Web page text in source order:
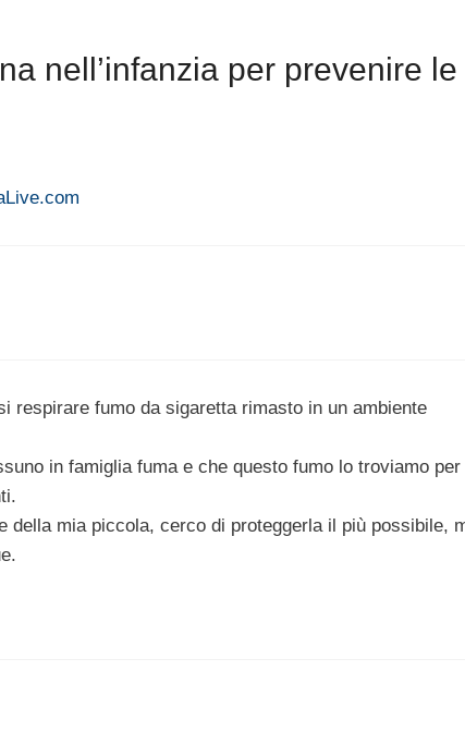
nell’infanzia per prevenire le
respirare fumo da sigaretta rimasto in un ambiente
in famiglia fuma e che questo fumo lo troviamo per
della mia piccola, cerco di proteggerla il più possibile,